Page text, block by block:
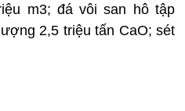
m3; đá vôi san hô tập
2,5 triệu tấn CaO; sét